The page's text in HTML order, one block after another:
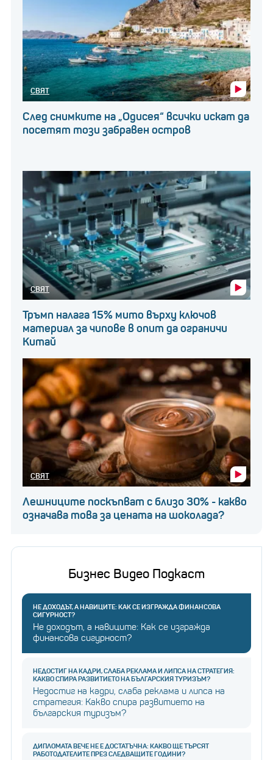
СВЯТ
След снимките на „Одисея“ всички искат да
посетят този забравен остров
СВЯТ
Тръмп налага 15% мито върху ключов
материал за чипове в опит да ограничи
Китай
СВЯТ
Лешниците поскъпват с близо 30% - какво
означава това за цената на шоколада?
Бизнес Видео Подкаст
НЕ ДОХОДЪТ, А НАВИЦИТЕ: КАК СЕ ИЗГРАЖДА ФИНАНСОВА
СИГУРНОСТ?
Не доходът, а навиците: Как се изгражда
финансова сигурност?
НЕДОСТИГ НА КАДРИ, СЛАБА РЕКЛАМА И ЛИПСА НА СТРАТЕГИЯ:
КАКВО СПИРА РАЗВИТИЕТО НА БЪЛГАРСКИЯ ТУРИЗЪМ?
Недостиг на кадри, слаба реклама и липса на
стратегия: Какво спира развитието на
българския туризъм?
ДИПЛОМАТА ВЕЧЕ НЕ Е ДОСТАТЪЧНА: КАКВО ЩЕ ТЪРСЯТ
РАБОТОДАТЕЛИТЕ ПРЕЗ СЛЕДВАЩИТЕ ГОДИНИ?